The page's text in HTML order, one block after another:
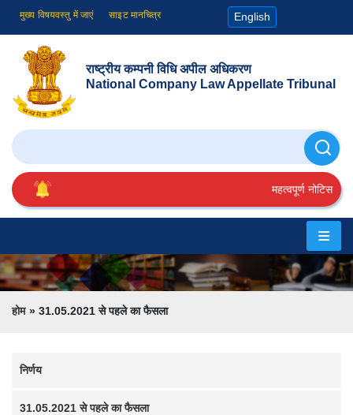
मुख्य विषयवस्तु में जाएं साइट मानचित्र English
राष्ट्रीय कम्पनी विधि अपील अधिकरण
National Company Law Appellate Tribunal
खोजे
महत्वपूर्ण नोटिस
होम
के
बारे
सूची
स्टेटस
Breadcrumb
होम 31.05.2021 से पहले का फैसला
Main
navigation
निर्णय
31.05.2021 से पहले का फैसला